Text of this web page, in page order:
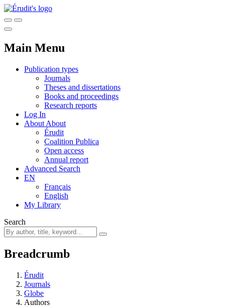
Main Menu
Publication types
Journals
Theses and dissertations
Books and proceedings
Research reports
Log In
About About
Érudit
Coalition Publica
Open access
Annual report
Advanced Search
EN
Français
English
My Library
Search
Breadcrumb
Érudit
Journals
Globe
Authors